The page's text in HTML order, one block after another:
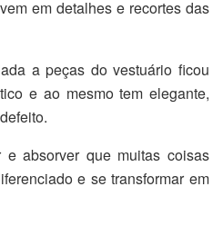
em detalhes e recortes das
a peças do vestuário ficou
e ao mesmo tem elegante,
absorver que muitas coisas
e se transformar em